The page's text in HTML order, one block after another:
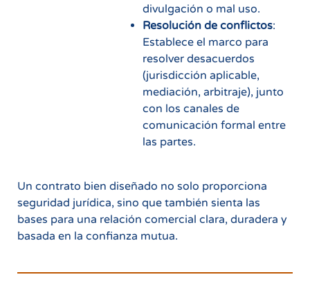
divulgación o mal uso.
Resolución de conflictos:
Establece el marco para
resolver desacuerdos
(jurisdicción aplicable,
mediación, arbitraje), junto
con los canales de
comunicación formal entre
las partes.
Un contrato bien diseñado no solo proporciona
seguridad jurídica, sino que también sienta las
bases para una relación comercial clara, duradera y
basada en la confianza mutua.